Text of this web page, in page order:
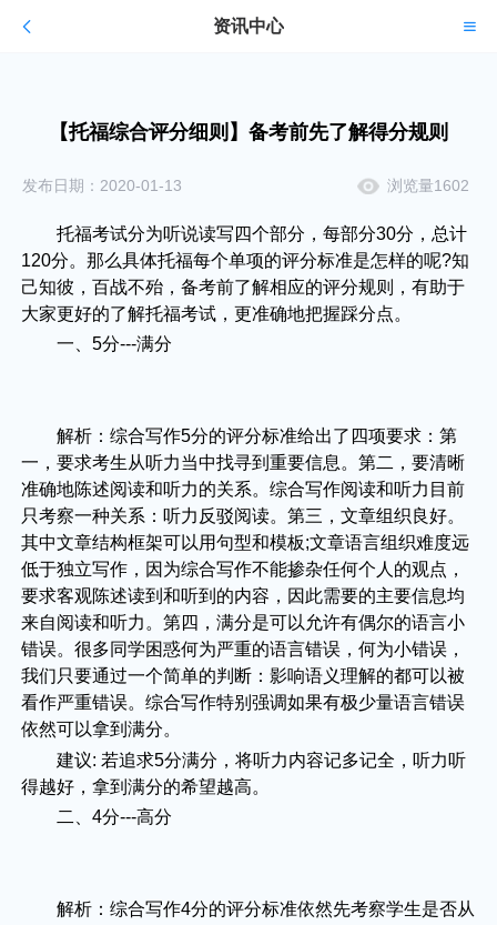
资讯中心
【托福综合评分细则】备考前先了解得分规则
发布日期：2020-01-13 浏览量1602
托福考试分为听说读写四个部分，每部分30分，总计
120分。那么具体托福每个单项的评分标准是怎样的呢?知
己知彼，百战不殆，备考前了解相应的评分规则，有助于
大家更好的了解托福考试，更准确地把握踩分点。
一、5分---满分
解析：综合写作5分的评分标准给出了四项要求：第
一，要求考生从听力当中找寻到重要信息。第二，要清晰
准确地陈述阅读和听力的关系。综合写作阅读和听力目前
只考察一种关系：听力反驳阅读。第三，文章组织良好。
其中文章结构框架可以用句型和模板;文章语言组织难度远
低于独立写作，因为综合写作不能掺杂任何个人的观点，
要求客观陈述读到和听到的内容，因此需要的主要信息均
来自阅读和听力。第四，满分是可以允许有偶尔的语言小
错误。很多同学困惑何为严重的语言错误，何为小错误，
我们只要通过一个简单的判断：影响语义理解的都可以被
看作严重错误。综合写作特别强调如果有极少量语言错误
依然可以拿到满分。
建议: 若追求5分满分，将听力内容记多记全，听力听
得越好，拿到满分的希望越高。
二、4分---高分
解析：综合写作4分的评分标准依然先考察学生是否从